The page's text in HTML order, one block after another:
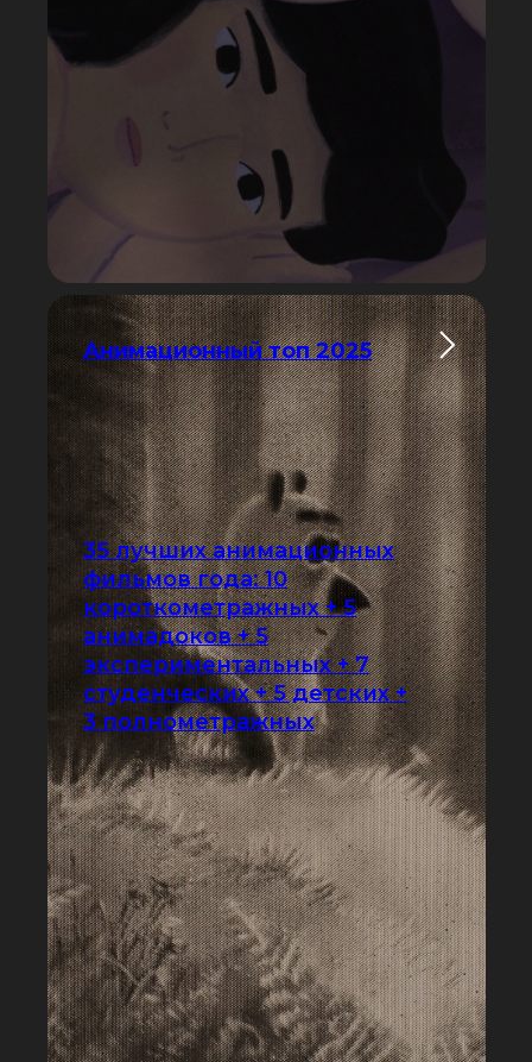
Анимационный топ 2025
35 лучших анимационных
фильмов года: 10
короткометражных + 5
анимадоков + 5
экспериментальных + 7
студенческих + 5 детских +
3 полнометражных